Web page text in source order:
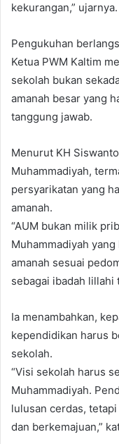
kekurangan,” ujarnya.
Pengukuhan
Ketua PWM Kaltim
sekolah bukan
amanah besar yang
tanggung jawab.
Menurut KH
Muhammadiyah,
persyarikatan yang
amanah.
“AUM bukan milik
Muhammadiyah
amanah sesuai
sebagai ibadah lillahi
Ia menambahkan,
kependidikan harus
sekolah.
“Visi sekolah harus
Muhammadiyah.
lulusan cerdas,
dan berkemajuan,”